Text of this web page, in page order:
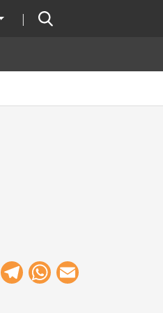
Llista les accions addicionals
Cercador
Facebook
Telegram
WhatsApp